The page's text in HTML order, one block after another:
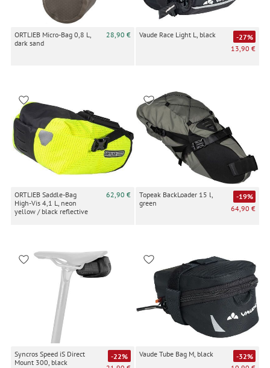
ORTLIEB Micro-Bag 0,8 L,
dark sand
28,90 € Vaude Race Light L, black
-27%
13,90 €
ORTLIEB Saddle-Bag
High-Vis 4,1 L, neon
yellow / black reflective
62,90 €
Topeak BackLoader 15 l,
green
-19%
64,90 €
Syncros Speed iS Direct
Mount 300, black
-22%
Vaude Tube Bag M, black
-32%